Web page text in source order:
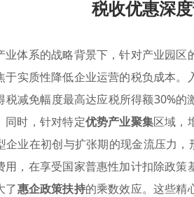
税收优惠深
业体系的战略背景下，针对产业园区
于实质性降低企业运营的税负成本。
税减免幅度最高达应税所得额30%
同时，针对特定优势产业聚集区域，
业在初创与扩张期的现金流压力
用，在享受国家普惠性加计扣除政
了惠企政策扶持的乘数效应。这些精